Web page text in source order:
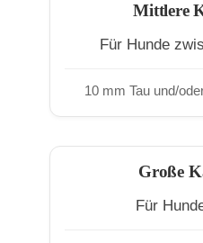
Mittlere
Für Hunde
10 mm Tau und/
Große
Für